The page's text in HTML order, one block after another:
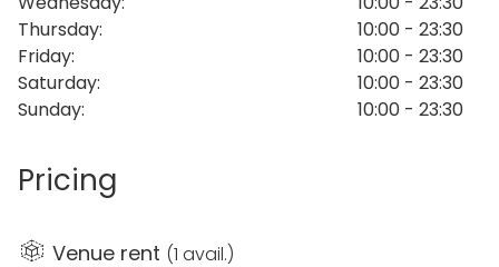
Keittiö:Kiertoilmauuni, kylmäsäilytystilat,
kahvinkeitin, induktiotasoja ja valmistelutilaa.
Catering-palvelut ovat vapaasti valittavissa.
Kokousvälineet:
Videotykki, valkokangas,
äänentoisto sekä toimivat internet- ja
WC-tilat:
tilaisuuden ajan.
Lämpötila:Salissa normaali huonelämpötila,
Thursday:
10:00 - 23:30
Friday:
10:00 - 23:30
Saturday:
10:00 - 23:30
Sunday: 10:00 - 23:30
Pricing
Venue rent (1 avail.)